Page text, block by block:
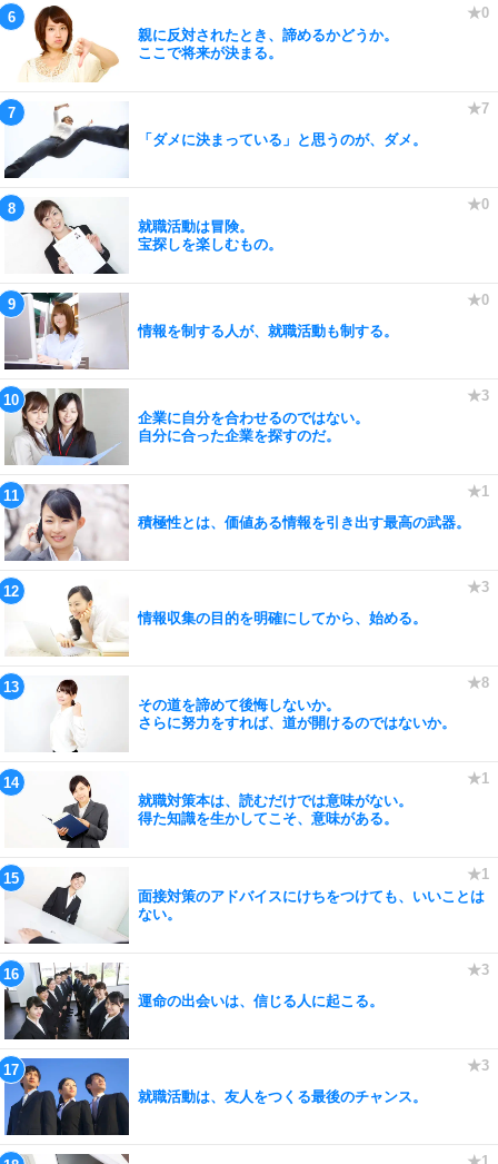
親に反対されたとき、諦めるかどうか。
ここで将来が決まる。
「ダメに決まっている」と思うのが、ダメ。
就職活動は冒険。
宝探しを楽しむもの。
情報を制する人が、就職活動も制する。
企業に自分を合わせるのではない。
自分に合った企業を探すのだ。
積極性とは、価値ある情報を引き出す最高の武器。
情報収集の目的を明確にしてから、始める。
その道を諦めて後悔しないか。
さらに努力をすれば、道が開けるのではないか。
就職対策本は、読むだけでは意味がない。
得た知識を生かしてこそ、意味がある。
面接対策のアドバイスにけちをつけても、いいことは
ない。
運命の出会いは、信じる人に起こる。
就職活動は、友人をつくる最後のチャンス。